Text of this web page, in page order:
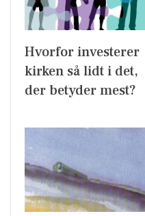
Hvorfor investerer
kirken så lidt i det,
der betyder mest?